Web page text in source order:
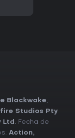
Blackwake,
Studios Pty
Ltd . Fecha de
Action,